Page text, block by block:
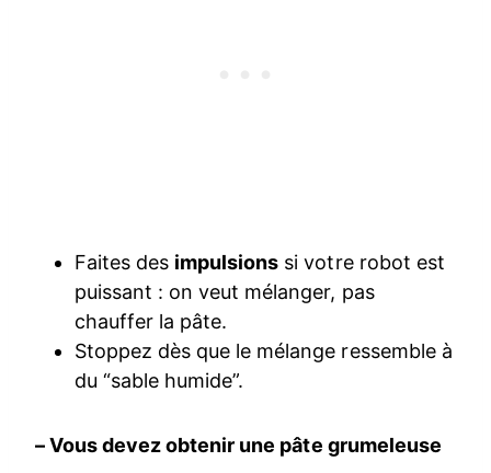
Faites des impulsions si votre robot est
puissant : on veut mélanger, pas
chauffer la pâte.
Stoppez dès que le mélange ressemble à
du “sable humide”.
– Vous devez obtenir une pâte grumeleuse